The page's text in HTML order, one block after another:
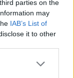
parties on the
may
IAB’s List of
it to other